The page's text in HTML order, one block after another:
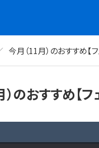
今月（11月）のおすすめ【
のおすすめ【フ